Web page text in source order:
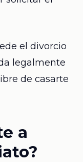
el divorcio
legalmente
de casarte
a